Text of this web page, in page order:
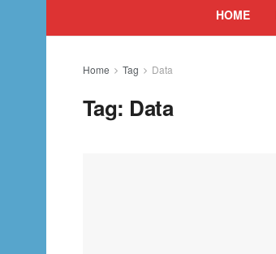
HOME
Home Tag Data
Tag: Data